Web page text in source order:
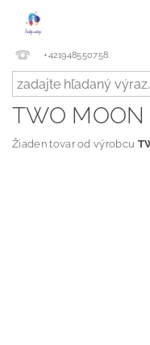
+421948550758
TWO MOON
Žiaden tovar od výrobcu